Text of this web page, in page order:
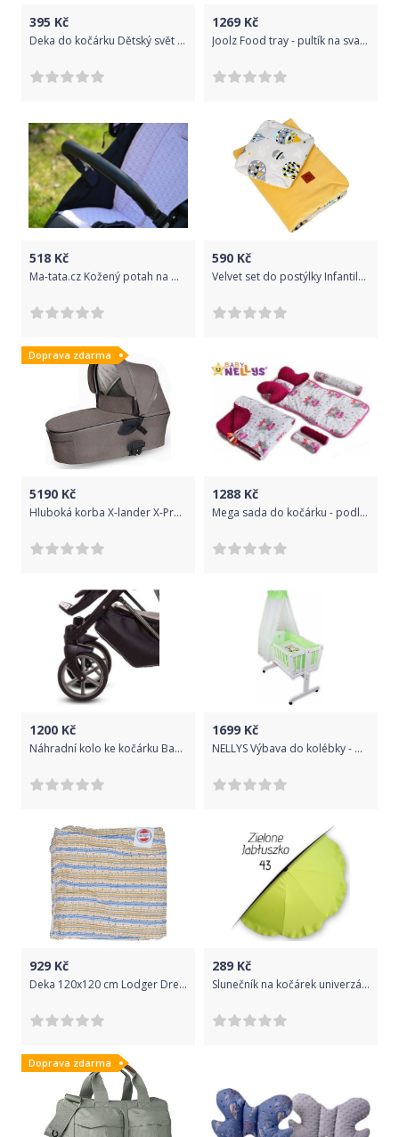
395 Kč
Deka do kočárku Dětský svět Minky dvouvrstvá, béžová
1269 Kč
Joolz Food tray - pultík na svačinu
518 Kč
Ma-tata.cz Kožený potah na madlo kočárku - dítě Značka kočárku: Valco Snap 4, Barva: černá, Model kočárku: Tailor Made
590 Kč
Velvet set do postýlky Infantilo yellow/balloons
Doprava zdarma
5190 Kč
Hluboká korba X-lander X-Pram 2021 Evening grey
1288 Kč
Mega sada do kočárku - podložka, polštářek, potah na popruhy a barieru, dečka, č. 2, D19
1200 Kč
Náhradní kolo ke kočárku Baby Active Sport - přední
1699 Kč
NELLYS Výbava do kolébky - Medvídek mašlička zelená/bílá
929 Kč
Deka 120x120 cm Lodger Dreamer Muslin Stripe Xandu
289 Kč
Slunečník na kočárek univerzální 43
Doprava zdarma